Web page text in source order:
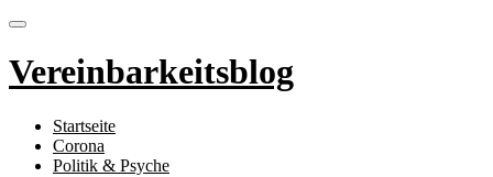
Vereinbarkeitsblog
Startseite
Corona
Politik & Psyche